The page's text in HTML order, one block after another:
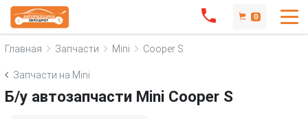
0
Главная Запчасти Mini Cooper S
Запчасти на Mini
Б/у автозапчасти Mini Cooper S